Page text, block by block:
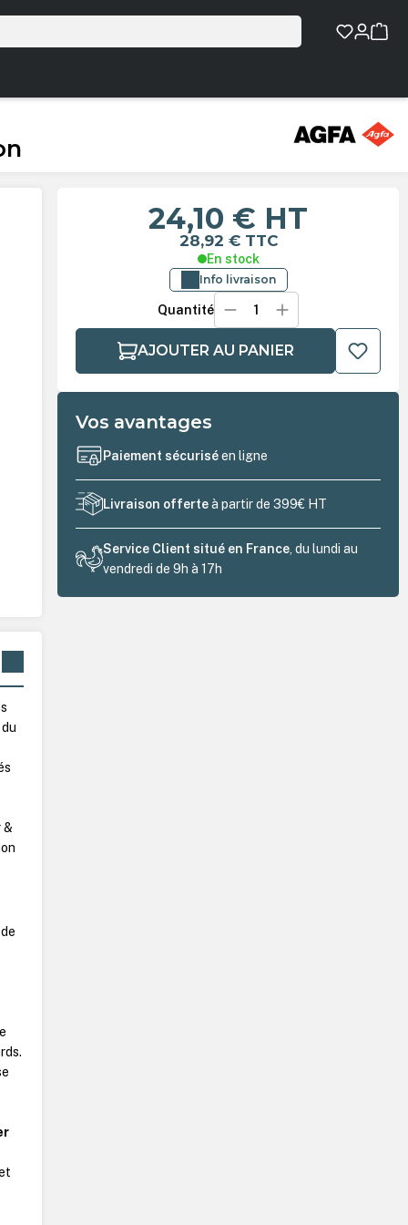
24,10 € HT
28,92 € TTC
En stock
Info livraison
Quantité
AJOUTER AU PANIER
Vos avantages
Paiement sécuriséen ligne
Livraison offerteà partir de 399€ HT
Service Client situé en France , du lundi au
vendredi de 9h à 17h
&